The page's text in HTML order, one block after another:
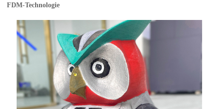
FDM-Technologie